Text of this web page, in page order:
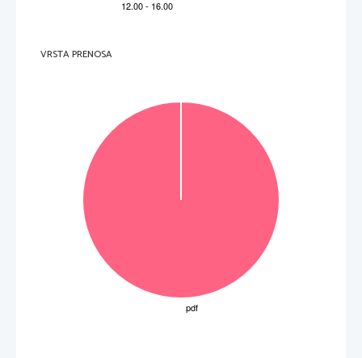
perforiran list
VRSTA PRENOSA